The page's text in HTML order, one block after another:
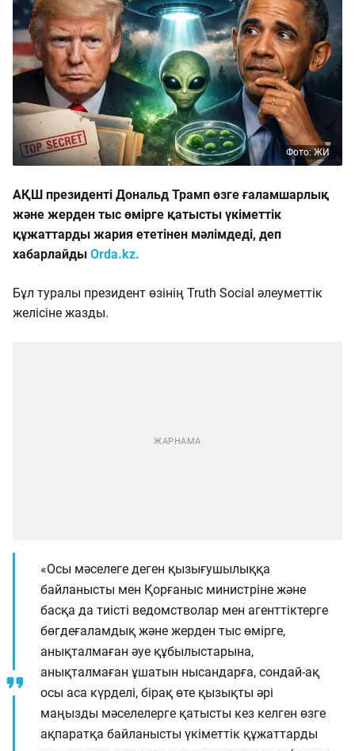
Фото: ЖИ
АҚШ президенті Дональд Трамп өзге ғаламшарлық
және жерден тыс өмірге қатысты үкіметтік
құжаттарды жария ететінен мәлімдеді, деп
хабарлайды Orda.kz.
Бұл туралы президент өзінің Truth Social әлеуметтік
желісіне жазды.
«Осы мәселеге деген қызығушылыққа
байланысты мен Қорғаныс министріне және
басқа да тиісті ведомстволар мен агенттіктерге
бөгдеғаламдық және жерден тыс өмірге,
анықталмаған әуе құбылыстарына,
анықталмаған ұшатын нысандарға, сондай-ақ
осы аса күрделі, бірақ өте қызықты әрі
маңызды мәселелерге қатысты кез келген өзге
ақпаратқа байланысты үкіметтік құжаттарды